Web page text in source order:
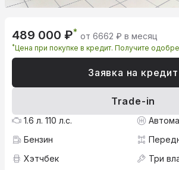
489 000 ₽* от 6662 ₽ в месяц
*Цена при покупке в кредит. Получите
Заявка на кредит
Trade-in
1.6 л. 110 л.с.
Бензин
Хэтчбек
Три